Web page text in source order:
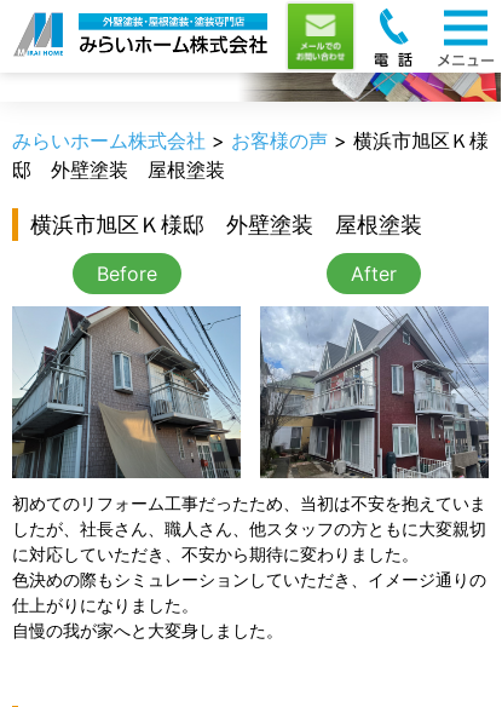
お客様の声
みらいホーム株式会社 > お客様の声 > 横浜市旭区Ｋ様
邸 外壁塗装 屋根塗装
横浜市旭区Ｋ様邸 外壁塗装 屋根塗装
Before After
初めてのリフォーム工事だったため、当初は不安を抱えていま
したが、社長さん、職人さん、他スタッフの方ともに大変親切
に対応していただき、不安から期待に変わりました。
色決めの際もシミュレーションしていただき、イメージ通りの
仕上がりになりました。
自慢の我が家へと大変身しました。